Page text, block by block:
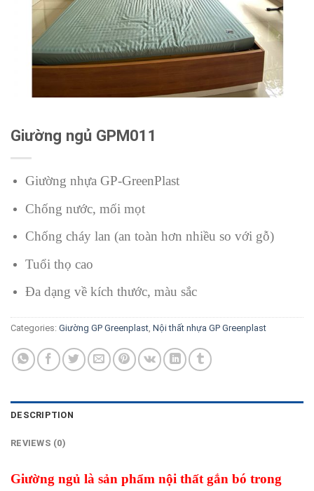
Giường ngủ GPM011
Giường nhựa GP-GreenPlast
Chống nước, mối mọt
Chống cháy lan (an toàn hơn nhiều so với gỗ)
Tuổi thọ cao
Đa dạng về kích thước, màu sắc
Categories: Giường GP Greenplast, Nội thất nhựa GP Greenplast
DESCRIPTION
REVIEWS (0)
Giường ngủ là sản phẩm nội thất gắn bó trong